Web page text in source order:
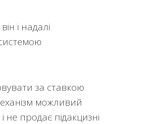
і надалі
за ставкою
можливий
продає підакцизні